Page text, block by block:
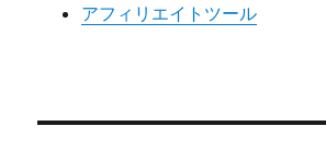
アフィリエイトツール